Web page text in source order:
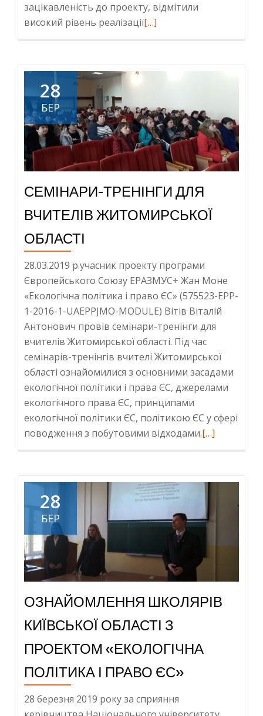
зацікавленість до проекту, відмітили
високий рівень реалізаціїRead
ОБЛАСТІ
З
ПРОЕКТОМ
«ЕКОЛОГІЧНА
ПОЛІТИКА
І
ЄС»
[…]
28
БЕР
СЕМІНАРИ-ТРЕНІНГИ ДЛЯ
ВЧИТЕЛІВ ЖИТОМИРСЬКОЇ
ОБЛАСТІ
28.03.2019 р.учасник проекту програми
Європейського Союзу ЕРАЗМУС+ Жан Моне
«Екологічна політика і право ЄС» (575523-EPP-
1-2016-1-UAEPPJMO-MODULE) Вітів Віталій
Антонович провів семінари-тренінги для
вчителів Житомирської області. Під час
семінарів-тренінгів вчителі Житомирської
області ознайомилися з основними засадами
екологічної політики і права ЄС, джерелами
екологічного права ЄС, принципами
екологічної політики ЄС, політикою ЄС у сфері
поводження з побутовими відходами.Read
ВЧИТЕЛІВ
ОБЛАСТІ
[…]
28
БЕР
ОЗНАЙОМЛЕННЯ ШКОЛЯРІВ
КИЇВСЬКОЇ ОБЛАСТІ З
ПРОЕКТОМ «ЕКОЛОГІЧНА
ПОЛІТИКА І ПРАВО ЄС»
28 березня 2019 року за сприяння